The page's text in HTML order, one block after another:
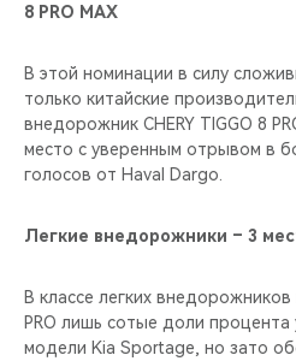
8 PRO MAX
В этой номинации в силу
только китайские
внедорожник CHERY TIGGO 8
место с уверенным отрывом в
голосов от Haval Dargo.
Легкие внедорожники – 3
В классе легких внедорожников
PRO лишь сотые доли
модели Kia Sportage, но зато